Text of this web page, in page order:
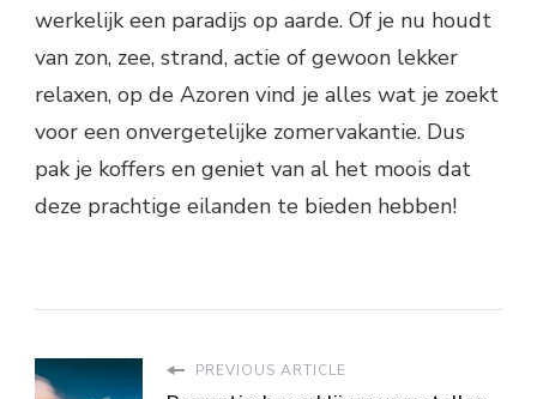
werkelijk een paradijs op aarde. Of je nu houdt
van zon, zee, strand, actie of gewoon lekker
relaxen, op de Azoren vind je alles wat je zoekt
voor een onvergetelijke zomervakantie. Dus
pak je koffers en geniet van al het moois dat
deze prachtige eilanden te bieden hebben!
PREVIOUS ARTICLE